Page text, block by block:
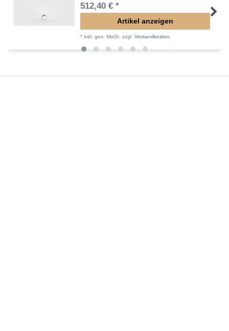
512,40 € *
Artikel anzeigen
*inkl. ges. MwSt. zzgl.Versandkosten